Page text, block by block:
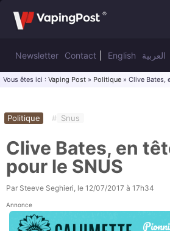
Newsletter Contact English العربية
Vous êtes ici : Vaping Post » Politique » Clive Bates,
Politique # Snus
Clive Bates, en
pour le SNUS
Par Steeve Seghieri, le 12/07/2017 à 17h34
Annonce